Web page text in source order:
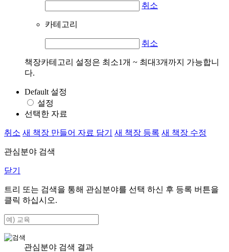
취소
카테고리
취소
책장카테고리 설정은 최소1개 ~ 최대3개까지 가능합니
다.
Default 설정
설정
선택한 자료
취소 새 책장 만들어 자료 담기 새 책장 등록 새 책장 수정
관심분야 검색
닫기
트리 또는 검색을 통해 관심분야를 선택 하신 후 등록 버튼을
클릭 하십시오.
관심분야 검색 결과